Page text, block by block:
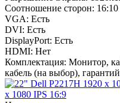
Соотношение сторон: 16:10
VGA: Есть
DVI: Есть
DisplayPort: Есть
HDMI: Нет
Комплектация: Монитор,
кабель (на выбор),
x 1080 IPS 16:9